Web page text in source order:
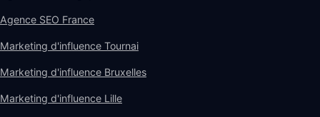
Agence SEO France
Marketing d'influence Tournai
Marketing d'influence Bruxelles
Marketing d'influence Lille